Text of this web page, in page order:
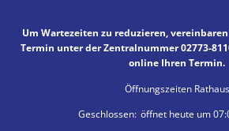
Um Wartezeiten zu reduzieren,
Termin unter der Zentralnummer 02773-
online Ihren Termin.
Öffnungszeiten Rathaus
Klicken, um weitere Öffnungs-
Geschlossen: öffnet heute um